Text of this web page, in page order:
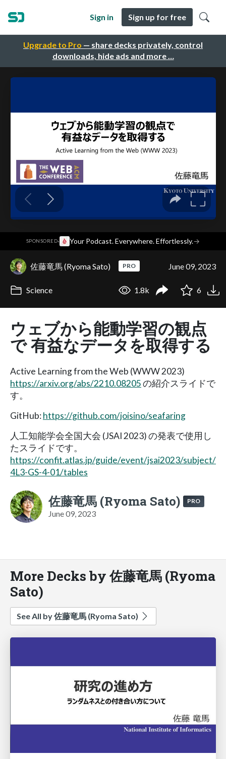
Upgrade to Pro — share decks privately, control
downloads, hide ads and more …
Sign in Sign up for free
SPONSORED· Your Podcast. Everywhere. Effortlessly.→
佐藤竜馬 (Ryoma Sato) PRO June 09, 2023
Science 1.8k 6
ウェブから能動学習の観点
で 有益なデータを取得する
Active Learning from the Web (WWW 2023)
https://arxiv.org/abs/2210.08205の紹介スライドで
す。
GitHub:https://github.com/joisino/seafaring
人工知能学会全国大会 (JSAI 2023) の発表で使用し
たスライドです。
https://confit.atlas.jp/guide/event/jsai2023/subject/
4L3-GS-4-01/tables
佐藤竜馬 (Ryoma Sato) PRO
June 09, 2023
More Decks by 佐藤竜馬 (Ryoma
Sato)
See All by 佐藤竜馬 (Ryoma Sato)